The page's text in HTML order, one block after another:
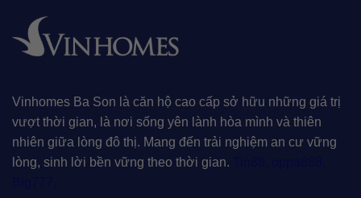
Vinhomes Ba Son là căn hộ cao cấp sở hữu những giá trị
vượt thời gian, là nơi sống yên lành hòa mình và thiên
nhiên giữa lòng đô thị. Mang đến trải nghiệm an cư vững
lòng, sinh lời bền vững theo thời gian.